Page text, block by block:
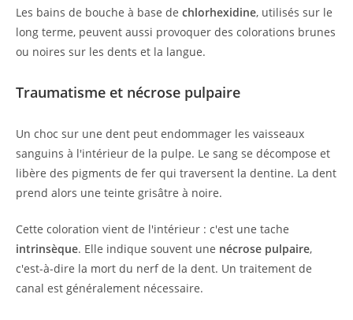
Les bains de bouche à base de chlorhexidine, utilisés sur le
long terme, peuvent aussi provoquer des colorations brunes
ou noires sur les dents et la langue.
Traumatisme et nécrose pulpaire
Un choc sur une dent peut endommager les vaisseaux
sanguins à l'intérieur de la pulpe. Le sang se décompose et
libère des pigments de fer qui traversent la dentine. La dent
prend alors une teinte grisâtre à noire.
Cette coloration vient de l'intérieur : c'est une tache
intrinsèque. Elle indique souvent une nécrose pulpaire,
c'est-à-dire la mort du nerf de la dent. Un traitement de
canal est généralement nécessaire.